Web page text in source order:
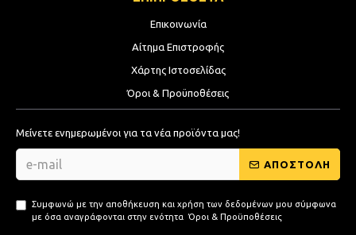
Επικοινωνία
Αίτημα Επιστροφής
Χάρτης Ιστοσελίδας
Όροι & Προϋποθέσεις
Μείνετε ενημερωμένοι για τα νέα προϊόντα μας!
ΑΠΟΣΤΟΛΗ
Συμφωνώ με την αποθήκευση και χρήση των δεδομένων μου σύμφωνα
με όσα αναγράφονται στην ενότητα Όροι & Προϋποθέσεις